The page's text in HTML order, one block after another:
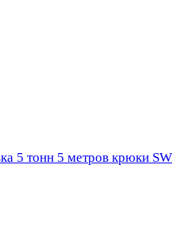
5 тонн 5 метров крюки SW